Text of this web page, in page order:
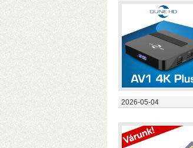
2026-05-04